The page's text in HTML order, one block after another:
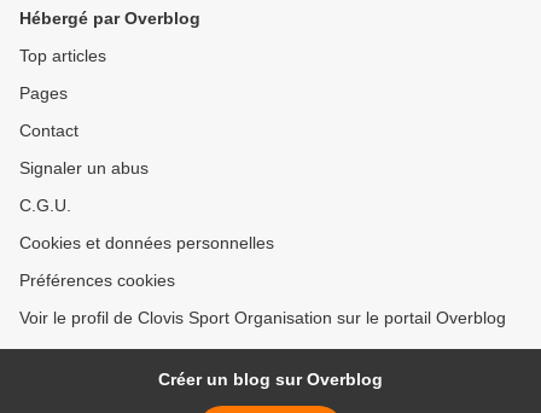
Hébergé par Overblog
Top articles
Pages
Contact
Signaler un abus
C.G.U.
Cookies et données personnelles
Préférences cookies
Voir le profil de Clovis Sport Organisation sur le portail Overblog
Créer un blog sur Overblog